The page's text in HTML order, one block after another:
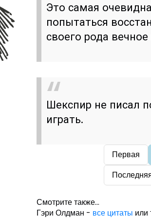
Это самая
попытаться
своего рода
Шекспир не писал
играть.
Первая
Смотрите также...
Гэри Олдман - все цитаты или